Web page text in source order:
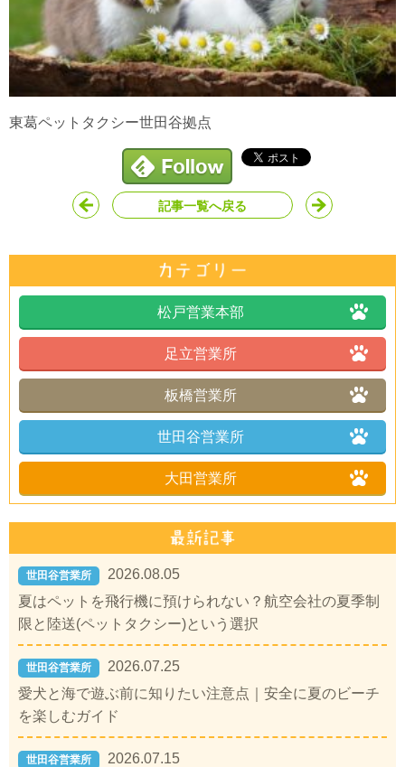
東葛ペットタクシー世田谷拠点
記事一覧へ戻る
松戸営業本部
足立営業所
板橋営業所
世田谷営業所
大田営業所
世田谷営業所
2026.08.05
夏はペットを飛行機に預けられない？航空会社の夏季制
限と陸送(ペットタクシー)という選択
世田谷営業所
2026.07.25
愛犬と海で遊ぶ前に知りたい注意点｜安全に夏のビーチ
を楽しむガイド
世田谷営業所
2026.07.15